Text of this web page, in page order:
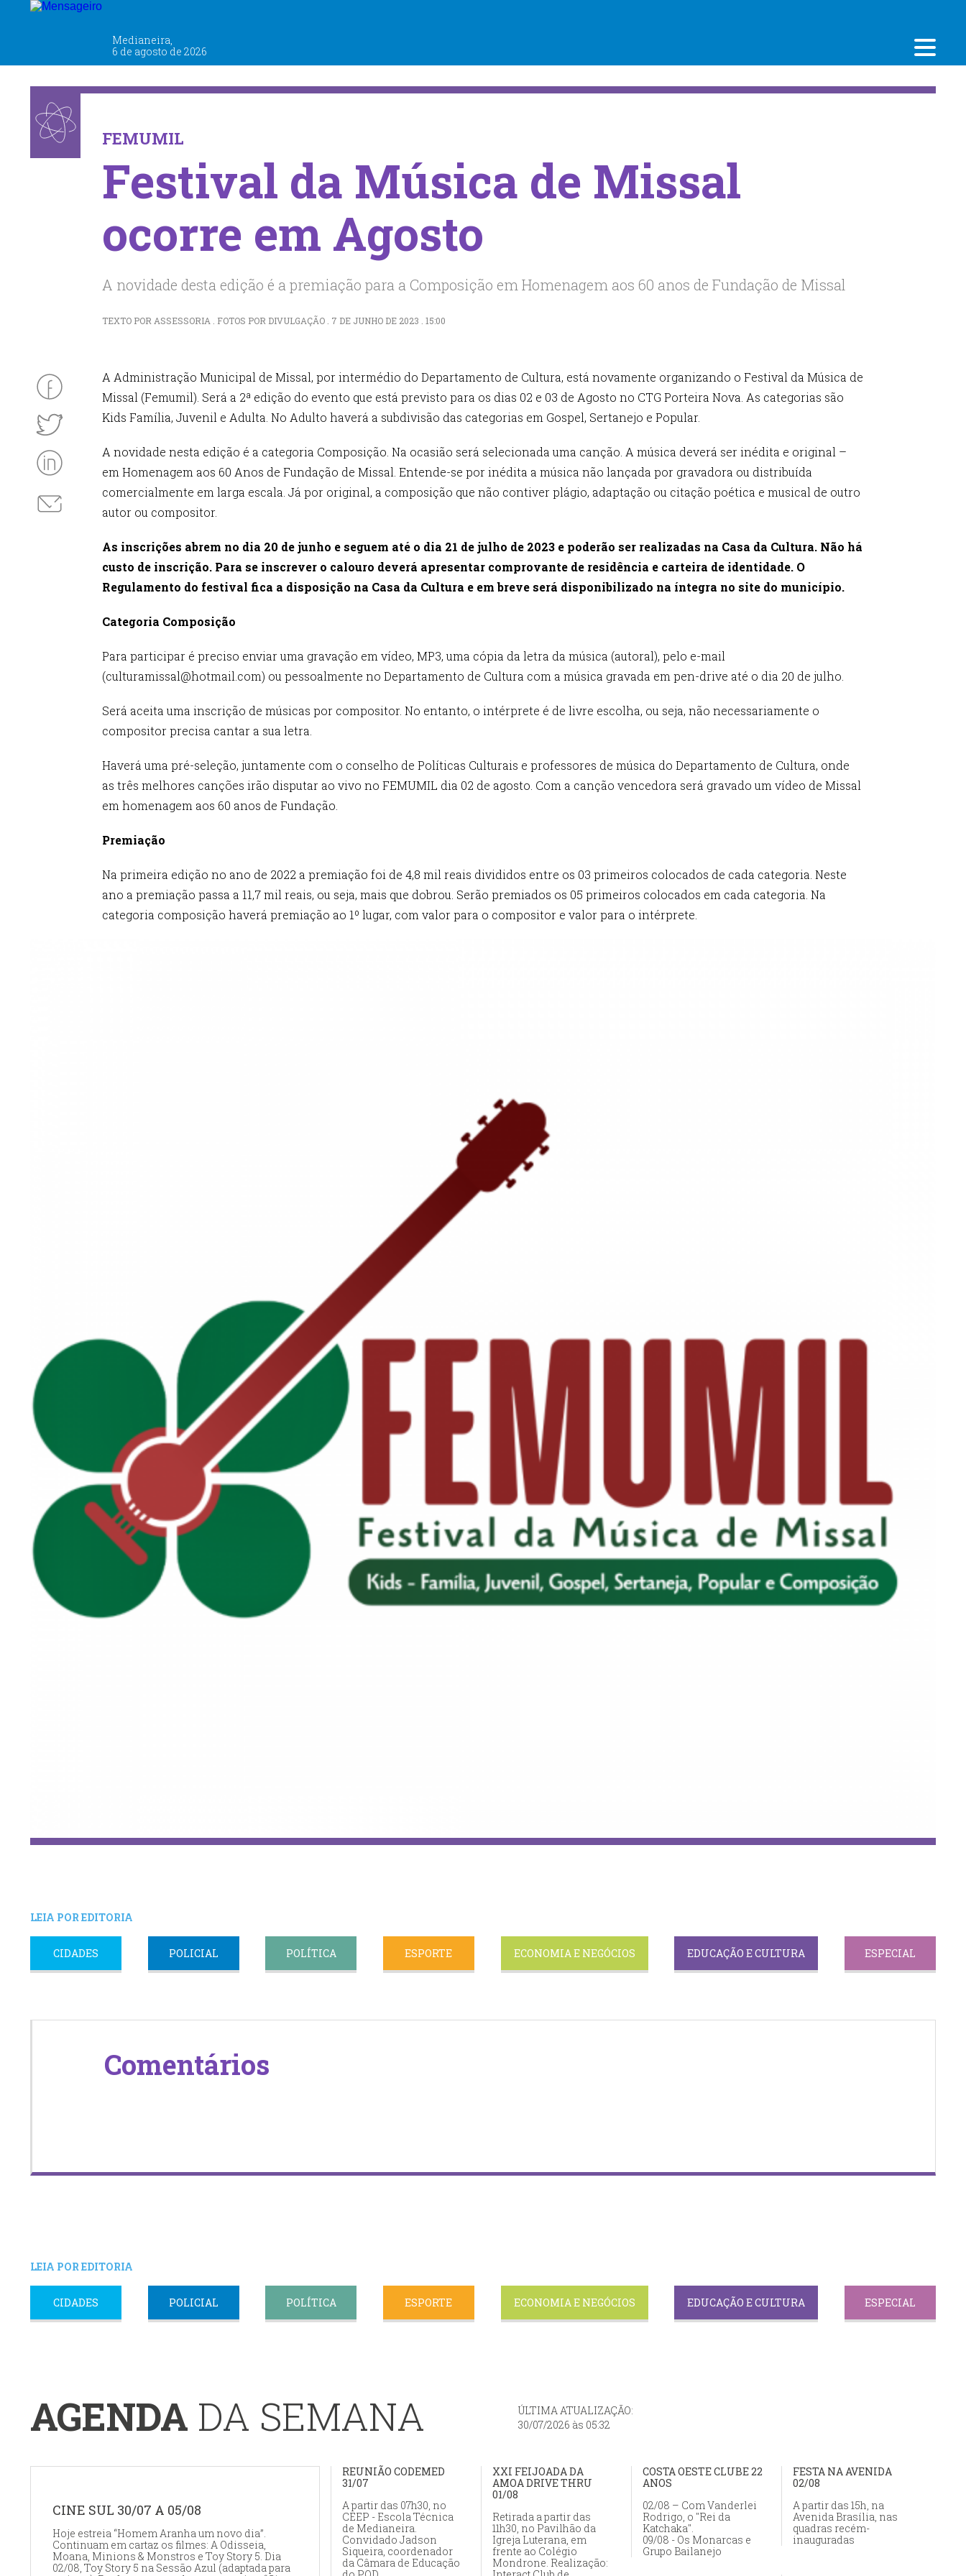
Medianeira,
6 de agosto de 2026
FEMUMIL
Festival da Música de Missal
ocorre em Agosto
A novidade desta edição é a premiação para a Composição em Homenagem aos 60 anos de Fundação de Missal
TEXTO POR ASSESSORIA . FOTOS POR DIVULGAÇÃO . 7 DE JUNHO DE 2023 . 15:00
A Administração Municipal de Missal, por intermédio do Departamento de Cultura, está novamente organizando o Festival da Música de
Missal (Femumil). Será a 2ª edição do evento que está previsto para os dias 02 e 03 de Agosto no CTG Porteira Nova. As categorias são
Kids Família, Juvenil e Adulta. No Adulto haverá a subdivisão das categorias em Gospel, Sertanejo e Popular.
A novidade nesta edição é a categoria Composição. Na ocasião será selecionada uma canção. A música deverá ser inédita e original –
em Homenagem aos 60 Anos de Fundação de Missal. Entende-se por inédita a música não lançada por gravadora ou distribuída
comercialmente em larga escala. Já por original, a composição que não contiver plágio, adaptação ou citação poética e musical de outro
autor ou compositor.
As inscrições abrem no dia 20 de junho e seguem até o dia 21 de julho de 2023 e poderão ser realizadas na Casa da Cultura. Não há
custo de inscrição. Para se inscrever o calouro deverá apresentar comprovante de residência e carteira de identidade. O
Regulamento do festival fica a disposição na Casa da Cultura e em breve será disponibilizado na íntegra no site do município.
Categoria Composição
Para participar é preciso enviar uma gravação em vídeo, MP3, uma cópia da letra da música (autoral), pelo e-mail
(culturamissal@hotmail.com) ou pessoalmente no Departamento de Cultura com a música gravada em pen-drive até o dia 20 de julho.
Será aceita uma inscrição de músicas por compositor. No entanto, o intérprete é de livre escolha, ou seja, não necessariamente o
compositor precisa cantar a sua letra.
Haverá uma pré-seleção, juntamente com o conselho de Políticas Culturais e professores de música do Departamento de Cultura, onde
as três melhores canções irão disputar ao vivo no FEMUMIL dia 02 de agosto. Com a canção vencedora será gravado um vídeo de Missal
em homenagem aos 60 anos de Fundação.
Premiação
Na primeira edição no ano de 2022 a premiação foi de 4,8 mil reais divididos entre os 03 primeiros colocados de cada categoria. Neste
ano a premiação passa a 11,7 mil reais, ou seja, mais que dobrou. Serão premiados os 05 primeiros colocados em cada categoria. Na
categoria composição haverá premiação ao 1º lugar, com valor para o compositor e valor para o intérprete.
LEIA POR EDITORIA
CIDADES POLICIAL POLÍTICA ESPORTE ECONOMIA E NEGÓCIOS EDUCAÇÃO E CULTURA ESPECIAL
Comentários
LEIA POR EDITORIA
CIDADES POLICIAL POLÍTICA ESPORTE ECONOMIA E NEGÓCIOS EDUCAÇÃO E CULTURA ESPECIAL
AGENDA DA SEMANA
ÚLTIMA ATUALIZAÇÃO:
30/07/2026 às 05:32
CINE SUL 30/07 A 05/08
Hoje estreia “Homem Aranha um novo dia”.
Continuam em cartaz os filmes: A Odisseia,
Moana, Minions & Monstros e Toy Story 5. Dia
02/08, Toy Story 5 na Sessão Azul (adaptada para
REUNIÃO CODEMED
31/07
A partir das 07h30, no
CEEP - Escola Técnica
de Medianeira.
Convidado Jadson
Siqueira, coordenador
da Câmara de Educação
XXI FEIJOADA DA
AMOA DRIVE THRU
01/08
Retirada a partir das
11h30, no Pavilhão da
Igreja Luterana, em
frente ao Colégio
Mondrone. Realização:
COSTA OESTE CLUBE 22
ANOS
02/08 – Com Vanderlei
Rodrigo, o "Rei da
Katchaka".
09/08 - Os Monarcas e
Grupo Bailanejo
FESTA NA AVENIDA
02/08
A partir das 15h, na
Avenida Brasília, nas
quadras recém-
inauguradas